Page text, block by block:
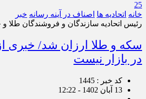
25
خانه اتحادیه ها اصناف در آینه رسانه خبر
رئیس اتحادیه سازندگان و فروشندگان طلا و
سکه و طلا ارزان شد/ خبری
در بازار نیست
کد خبر : 1445
13 آبان 1402 - 12:22